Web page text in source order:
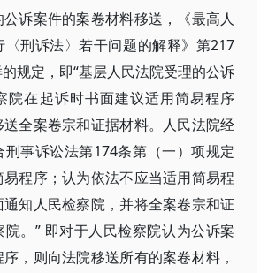
诉案件的案卷材料移送，《最高人
〈刑诉法〉若干问题的解释》第217
规定，即“基层人民法院受理的公诉
院在起诉时书面建议适用简易程序
全案卷宗和证据材料。人民法院经
事诉讼法第174条第（一）项规定
程序；认为依法不应当适用简易程
知人民检察院，并将全案卷宗和证
。” 即对于人民检察院认为公诉案
，则向法院移送所有的案卷材料，